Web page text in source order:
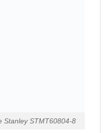
Stanley STMT60804-8